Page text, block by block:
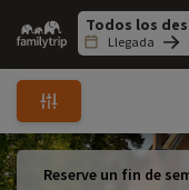
Family
trip
Llegada
Reserve un fin de